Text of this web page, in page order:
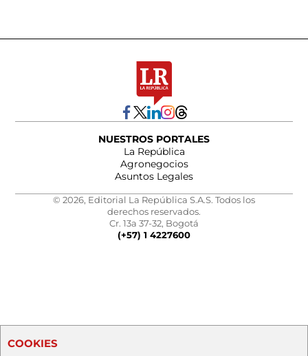
NUESTROS PORTALES
La República
Agronegocios
Asuntos Legales
© 2026, Editorial La República S.A.S. Todos los
derechos reservados.
Cr. 13a 37-32, Bogotá
(+57) 1 4227600
COOKIES